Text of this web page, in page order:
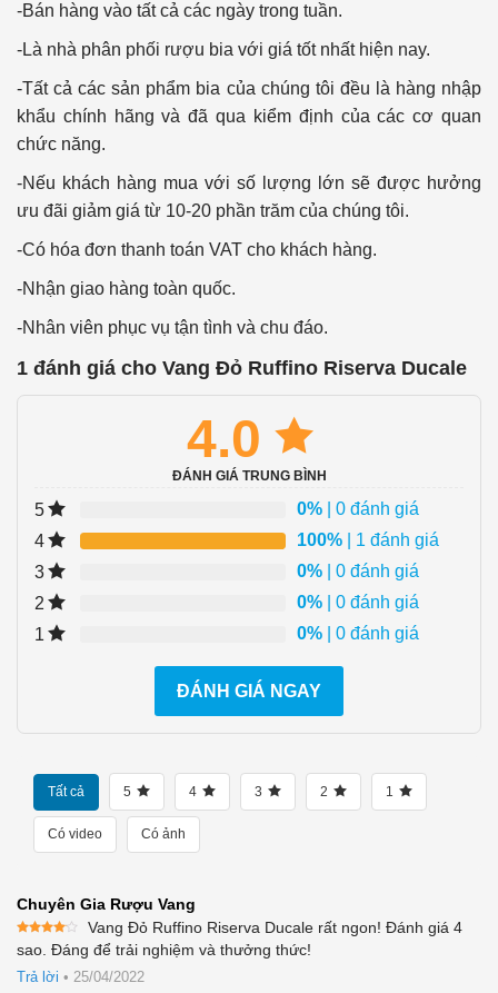
-Bán hàng vào tất cả các ngày trong tuần.
-Là nhà phân phối rượu bia với giá tốt nhất hiện nay.
-Tất cả các sản phẩm bia của chúng tôi đều là hàng nhập
khẩu chính hãng và đã qua kiểm định của các cơ quan
chức năng.
-Nếu khách hàng mua với số lượng lớn sẽ được hưởng
ưu đãi giảm giá từ 10-20 phần trăm của chúng tôi.
-Có hóa đơn thanh toán VAT cho khách hàng.
-Nhận giao hàng toàn quốc.
-Nhân viên phục vụ tận tình và chu đáo.
1 đánh giá cho Vang Đỏ Ruffino Riserva Ducale
4.0
ĐÁNH GIÁ TRUNG BÌNH
5 0% | 0 đánh giá
4
100% | 1 đánh giá
3
0% | 0 đánh giá
2
0% | 0 đánh giá
1
0% | 0 đánh giá
ĐÁNH GIÁ NGAY
Tất cả 5 4 3 2 1
Có video Có ảnh
Chuyên Gia Rượu Vang
Được
xếp
hạng4
5 sao
Vang Đỏ Ruffino Riserva Ducale rất ngon! Đánh giá 4
sao. Đáng để trải nghiệm và thưởng thức!
Trả lời • 25/04/2022